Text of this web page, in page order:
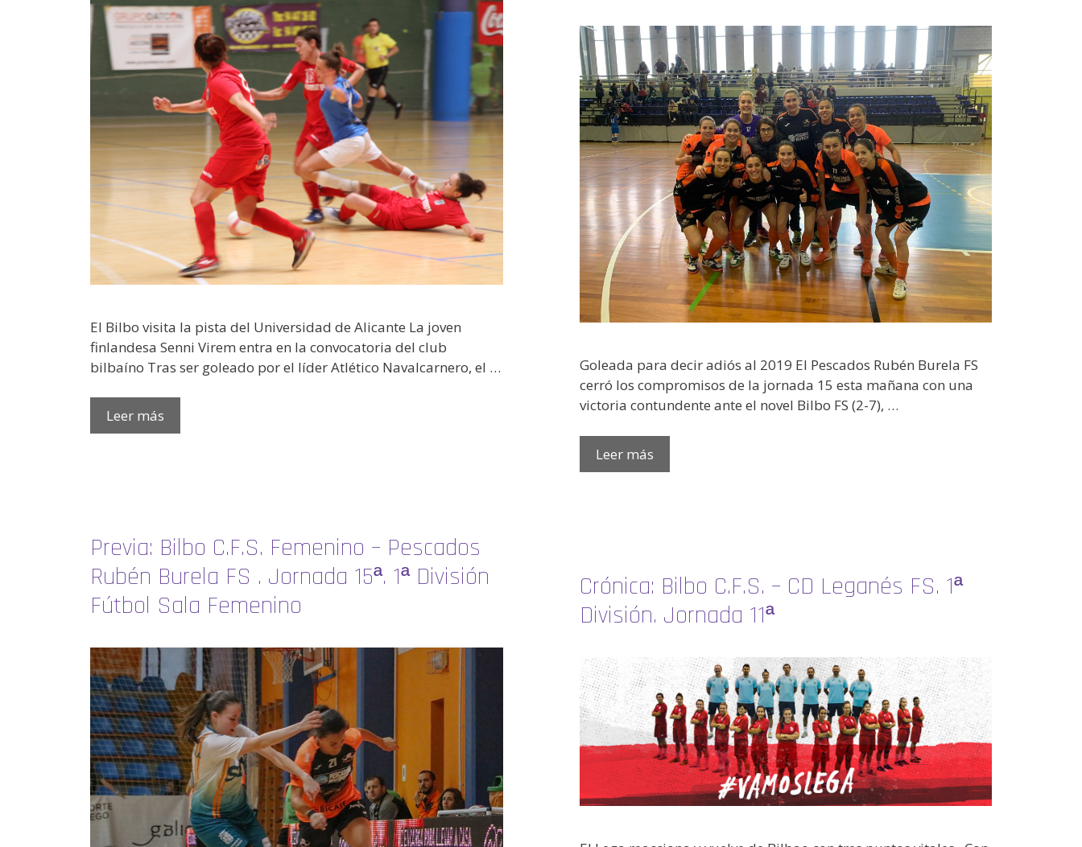
El Bilbo visita la pista del Universidad de Alicante La joven
finlandesa Senni Virem entra en la convocatoria del club
bilbaíno Tras ser goleado por el líder Atlético Navalcarnero, el …
Leer más
Goleada para decir adiós al 2019 El Pescados Rubén Burela FS
cerró los compromisos de la jornada 15 esta mañana con una
victoria contundente ante el novel Bilbo FS (2-7), …
Leer más
Previa: Bilbo C.F.S. Femenino – Pescados
Rubén Burela FS . Jornada 15ª. 1ª División
Fútbol Sala Femenino
Crónica: Bilbo C.F.S. – CD Leganés FS. 1ª
División. Jornada 11ª